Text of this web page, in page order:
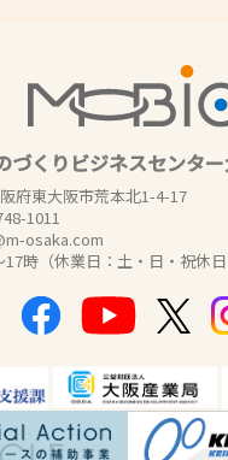
づくりビジネスセンター
府東大阪市荒本北1-4-17
1011
osaka.com
時（休業日：土・日・祝休日